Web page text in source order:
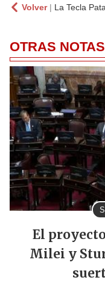
Volver| La Tecla
OTRAS NOTAS
El
Milei y